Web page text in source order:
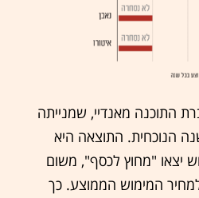
התוכנה מאנדיי, שמנייתה
השנה הנוכחית. התוצאה היא
יצאו "מחוץ לכסף", משום
המימוש הממוצע. כך